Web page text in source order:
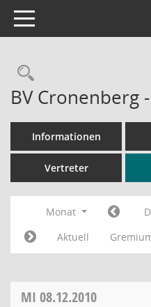
Toggle navigation
BV Cronenberg
Informationen
Vertreter
Monat
Aktuell
MI 08.12.2010